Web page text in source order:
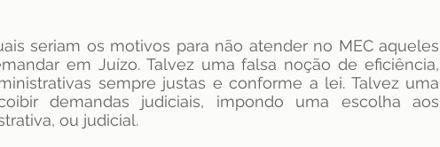
seriam os motivos para não atender no MEC aqueles
em Juízo. Talvez uma falsa noção de eficiência,
sempre justas e conforme a lei. Talvez uma
demandas judiciais, impondo uma escolha aos
ou judicial.